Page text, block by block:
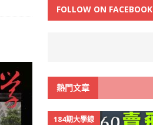
FOLLOW ON FACEBOOK
熱門文章
184期大學線